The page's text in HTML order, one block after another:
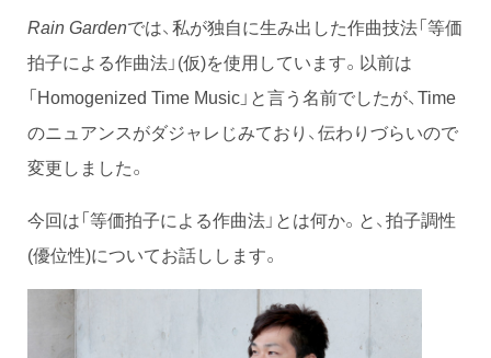
Rain Gardenでは、私が独自に生み出した作曲技法「等価
拍子による作曲法」(仮)を使用しています。以前は
「Homogenized Time Music」と言う名前でしたが、Time
のニュアンスがダジャレじみており、伝わりづらいので
変更しました。
今回は「等価拍子による作曲法」とは何か。と、拍子調性
(優位性)についてお話しします。